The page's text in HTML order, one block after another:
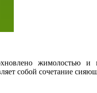
жимолостью
собой сочетание